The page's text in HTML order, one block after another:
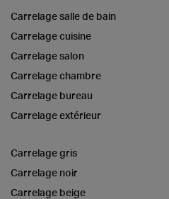
Carrelage salle de bain
Carrelage cuisine
Carrelage salon
Carrelage chambre
Carrelage bureau
Carrelage extérieur
Carrelage gris
Carrelage noir
Carrelage beige